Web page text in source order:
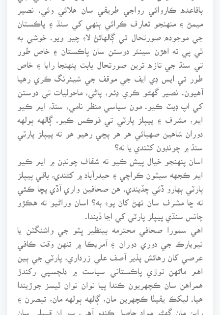
باقاعده ڪاروائي رواجي طريقي سان هلائي وئي. نصير
ميمڻ ۽ منهنجو تعارف ڪرائي ٻنهي کي سنڌ ۽ پاڪستان
جي موجوده صورتحال تي ڳالهائڻ لاءِ چيو ويو. خوشي به
ٿي پي ته اهڙن سينئر دوستن سان پاڪستان ۽ خاص طور
تي سنڌ جي تازه ترين صورتحال بابت پنهنجا رايا ۽ خاص
طور تي ايس ڊي ايف جي موقف جي شيئرنگ ڪري رهيا
آهيون. نصير گهڻو ڪري ڊئم، پاڻي، ماحوليات تي دوستن
کي اپ ڊيٽ ڪيو. مون سياسي منظر نامي، سنڌ، ايم ڪيو
ايم، مشرف ۽ پيپلز پارٽي تي فوڪس ڪيو. ڳالهه ٻولهه
دوران شاهين صهبائي هر هر پڇي رهيو هو ته پيپلز پارٽي
سنڌ ۾ چونڊون کٽندي يا نه؟
اسان پنهنجو خيال پيش ڪيو ته شفاف چونڊن ۾ ايم ڪيو
ايم ڪجهه سيٽون ڪراچي ۽ حيدرآباد ۾ کڻندي، باقي پيپلز
پارٽي ٻهارو ڏئي ڇڏيندي. هن صحافين واري آڏي پڇا ڪئي
ته ڇا مشرف سان ٺهڻ کان پوءِ به؟ اسان وراڻيو ته هڪڙو
چانس سنڌي پيپلز پارٽي کي اڃا ڏيندا.
اهي سمورا صحافي محترمه بينظير ڀٽو جي واشنگٽن يا
نيويارڪ جي دوري دوران ۽ آمريڪا ۾ تنهن وقت ڪافي
عرصي کان رهائش پذير آصف علي زرداري، پارٽي جي ٻين
اهم ماڻهن توڙي پاڪستاني سياست ۾ دلچسپي رکندڙ
همراهن سان ڪچهريون ڪندا پيا نوان نوان ٿيسز جوڙيندا
هيا. ليکڪ يقينًا ڪچهرين مان، ڳالهه ٻولهه مان، تبصرن ۽
راين مان گهڻو مواد حاصل ڪندو آهي، سو ان قبيلي سان